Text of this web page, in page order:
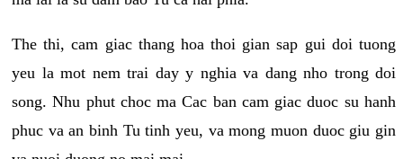
The thi, cam giac thang hoa thoi gian sap gui doi tuong
yeu la mot nem trai day y nghia va dang nho trong doi
song. Nhu phut choc ma Cac ban cam giac duoc su hanh
phuc va an binh Tu tinh yeu, va mong muon duoc giu gin